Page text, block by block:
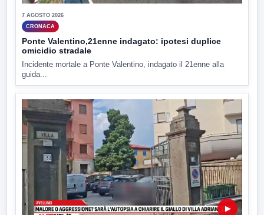
7 AGOSTO 2026
CRONACA
Ponte Valentino,21enne indagato: ipotesi duplice
omicidio stradale
Incidente mortale a Ponte Valentino, indagato il 21enne alla
guida...
▶